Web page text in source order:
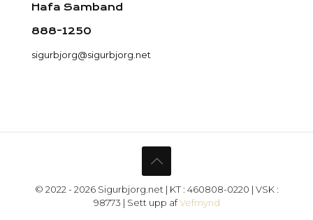
Hafa Samband
888-1250
sigurbjorg@sigurbjorg.net
© 2022 - 2026 Sigurbjorg.net | KT : 460808-0220 | VSK :
98773 | Sett upp afVefmynd